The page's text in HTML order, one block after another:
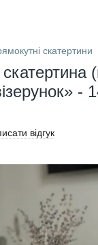
скатертини
-
відгук